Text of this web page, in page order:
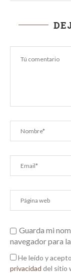
Guarda mi
navegador para
He leído y
privacidad del sitio